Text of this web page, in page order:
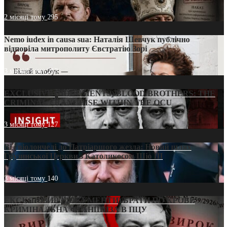
2 місяці тому 295
Nemo iudex in causa sua: Наталія Шевчук публічно
відповіла митрополиту Євстратію Зорі
3 місяці тому213
EXCLUSIVE (DOCUMENTS)/BLOOD BROTHERS: THE
CRIMINAL FRANCHISE WITHIN THE OCU
3 місяці тому127
Від віолончелі до Патріаршого жезла: Новий шлях
Грузинської Церкви з Католикосом Шіо III
3 місяці тому 140
ЕКСКЛЮЗИВ (ДОКУМЕНТИ)/БРАТИ ПО КРОВІ:
КРИМІНАЛЬНА ФРАНШИЗА В ПЦУ